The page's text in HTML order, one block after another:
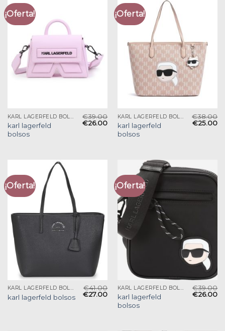
¡Oferta!
KARL LAGERFELD BOLSOS
karl lagerfeld
bolsos
€39.00
€26.00
¡Oferta!
KARL LAGERFELD BOLSOS
karl lagerfeld
bolsos
€38.00
€25.00
¡Oferta!
KARL LAGERFELD BOLSOS
karl lagerfeld bolsos
€41.00
€27.00
¡Oferta!
KARL LAGERFELD BOLSOS
karl lagerfeld
bolsos
€39.00
€26.00